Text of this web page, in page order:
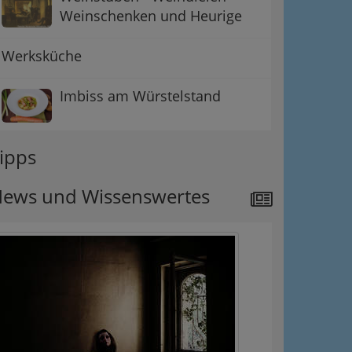
Weinschenken und Heurige
Werksküche
Imbiss am Würstelstand
und Wissenswertes